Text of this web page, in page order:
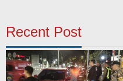
Recent Post